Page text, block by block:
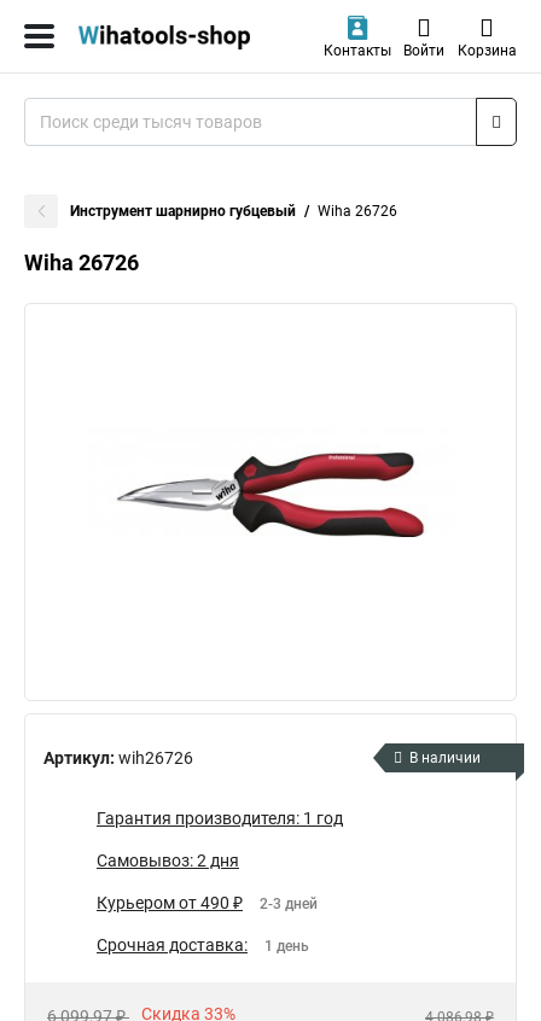
Контакты Войти Корзина
Инструмент шарнирно губцевый Wiha 26726
Wiha 26726
Артикул: wih26726 В наличии
Гарантия производителя: 1 год
Самовывоз: 2 дня
Курьером от 490 ₽ 2-3 дней
Срочная доставка: 1 день
6 099,97 ₽ Скидка 33%
4 086,98 ₽